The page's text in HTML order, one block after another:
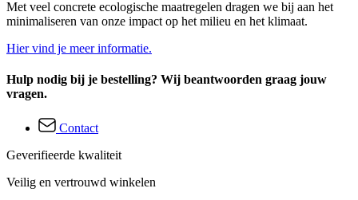
Met veel concrete ecologische maatregelen dragen we bij aan het
minimaliseren van onze impact op het milieu en het klimaat.
Hier vind je meer informatie.
Hulp nodig bij je bestelling? Wij beantwoorden graag jouw
vragen.
Contact
Geverifieerde kwaliteit
Veilig en vertrouwd winkelen